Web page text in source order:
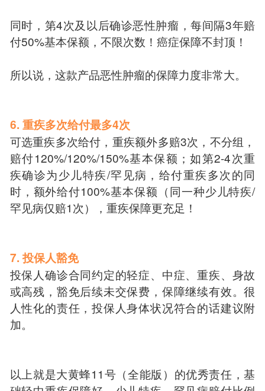
同时，第4次及以后确诊恶性肿瘤，每间隔3年赔
付50%基本保额，不限次数！癌症保障不封顶！
所以说，这款产品恶性肿瘤的保障力度非常大。
6. 重疾多次给付最多4次
可选重疾多次给付，重疾额外多赔3次，不分组，
赔付120%/120%/150%基本保额；如第2-4次重
疾确诊为少儿特疾/罕见病，给付重疾多次的同
时，额外给付100%基本保额（同一种少儿特疾/
罕见病仅赔1次），重疾保障更充足！
7. 投保人豁免
投保人确诊合同约定的轻症、中症、重疾、身故
或高残，豁免后续未交保费，保障继续有效。很
人性化的责任，投保人身体状况符合的话建议附
加。
以上就是大黄蜂11号（全能版）的优秀责任，基